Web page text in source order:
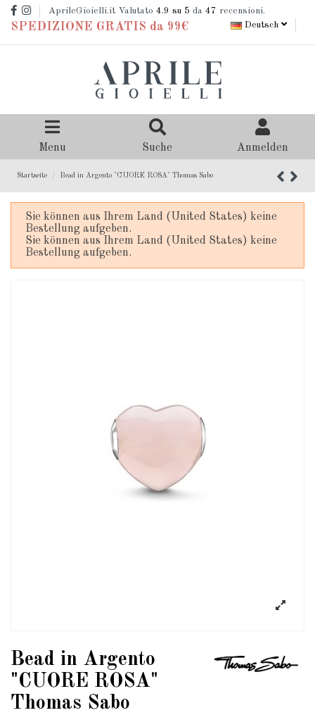
AprileGioielli.it Valutato 4.9 su 5 da 47 recensioni.
SPEDIZIONE GRATIS da 99€ Deutsch
Menu Suche Anmelden
Startseite Bead in Argento "CUORE ROSA" Thomas Sabo
Sie können aus Ihrem Land (United States) keine
Bestellung aufgeben.
Sie können aus Ihrem Land (United States) keine
Bestellung aufgeben.
Bead in Argento
"CUORE ROSA"
Thomas Sabo